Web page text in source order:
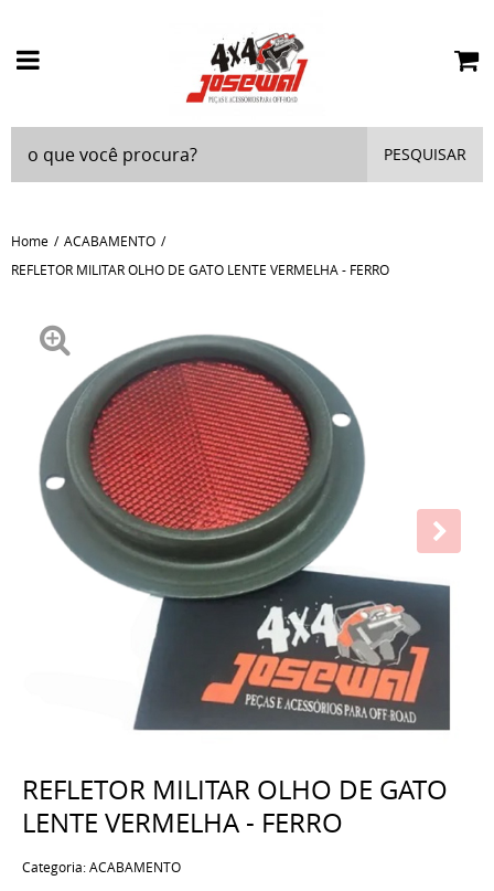
PESQUISAR
Home
ACABAMENTO
REFLETOR MILITAR OLHO DE GATO LENTE VERMELHA - FERRO
REFLETOR MILITAR OLHO DE GATO
LENTE VERMELHA - FERRO
Categoria:ACABAMENTO